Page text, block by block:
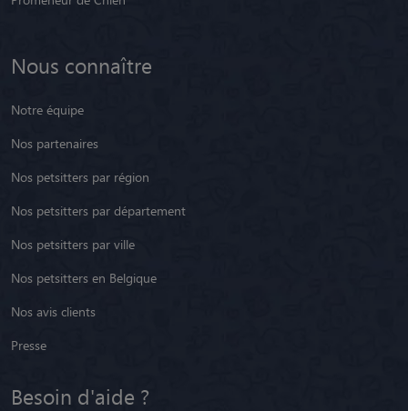
Nous connaître
Notre équipe
Nos partenaires
Nos petsitters par région
Nos petsitters par département
Nos petsitters par ville
Nos petsitters en Belgique
Nos avis clients
Presse
Besoin d'aide ?